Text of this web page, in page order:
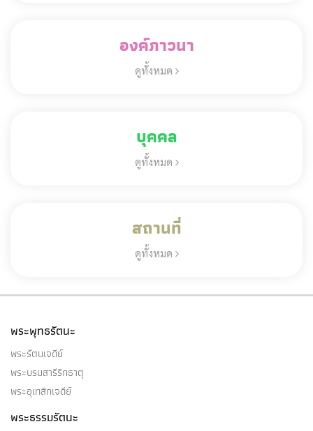
องค์ภาวนา
ดูทั้งหมด
บุคคล
ดูทั้งหมด
สถานที่
ดูทั้งหมด
พระพุทธรัตนะ
พระรัตนเจดีย์
พระบรมสารีริกธาตุ
พระอุเทสิกเจดีย์
พระธรรมรัตนะ